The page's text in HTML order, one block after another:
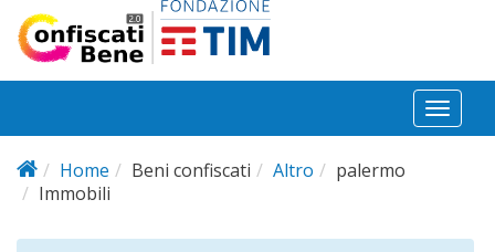
Salta al contenuto principale
Toggle
Home
Beni confiscati Altro
palermo
Immobili